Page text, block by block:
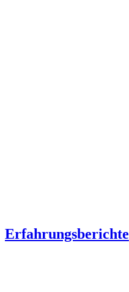
Erfahrungsberichte